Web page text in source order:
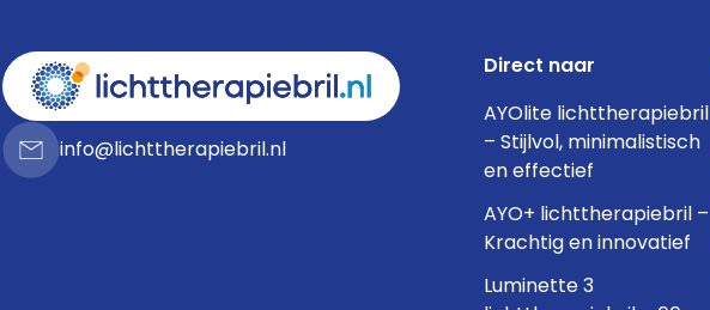
info@lichttherapiebril.nl
Direct naar
AYOlite lichttherapiebril
– Stijlvol, minimalistisch
en effectief
AYO+ lichttherapiebril –
Krachtig en innovatief
Luminette 3